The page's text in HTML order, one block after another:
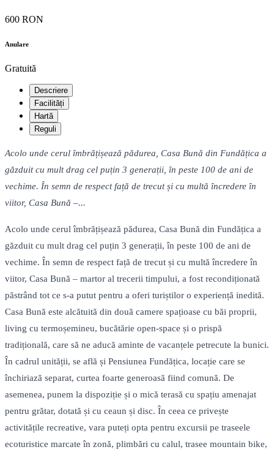
600 RON
Anulare
Gratuită
Descriere
Facilități
Hartă
Reguli
Acolo unde cerul îmbrățișează pădurea, Casa Bună din Fundățica a
găzduit cu mult drag cel puțin 3 generații, în peste 100 de ani de
vechime. În semn de respect față de trecut și cu multă încredere în
viitor, Casa Bună –...
Acolo unde cerul îmbrățișează pădurea, Casa Bună din Fundățica a
găzduit cu mult drag cel puțin 3 generații, în peste 100 de ani de
vechime. În semn de respect față de trecut și cu multă încredere în
viitor, Casa Bună – martor al trecerii timpului, a fost recondiționată
păstrând tot ce s-a putut pentru a oferi turiștilor o experiență inedită.
Casa Bună este alcătuită din două camere spațioase cu băi proprii,
living cu termoșemineu, bucătărie open-space și o prispă
tradițională, care să ne aducă aminte de vacanțele petrecute la bunici.
În cadrul unității, se află și Pensiunea Fundățica, locație care se
închiriază separat, curtea foarte generoasă fiind comună. De
asemenea, punem la dispoziție și o mică terasă cu spațiu amenajat
pentru grătar, dotată și cu ceaun și disc. În ceea ce privește
activitățile recreative, vara puteți opta pentru excursii pe traseele
ecoturistice marcate în zonă, plimbări cu calul, trasee mountain bike,